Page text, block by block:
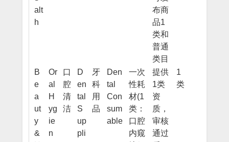
alt
h
布商
品1
类和
普通
类目
B
e
a
ut
y
&
Or
al
H
yg
ie
n
口
腔
清
洁
D
en
tal
S
up
pli
牙
科
用
品
Den
tal
Con
sum
able
一次
性耗
材(1
类：
口腔
内窥
提供
1类
资
质，
审核
通过
1
类